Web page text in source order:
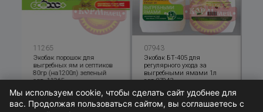
11265
Экобак порошок для
выгребных ям и септиков
80гр (на1200л) зеленый
арт. 11265
156 ПОД ЗАКАЗ
07943
Экобак БТ-405 для
регулярного ухода за
выгребными ямами 1л
арт.07943
ОТСУТСТВУЕТ
Мы используем cookie, чтобы сделать сайт удобнее для
вас. Продолжая пользоваться сайтом, вы соглашаетесь с